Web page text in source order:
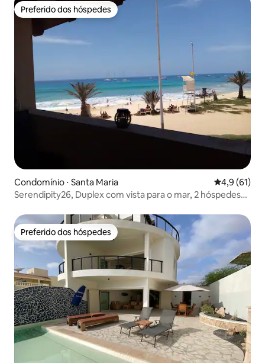
Preferido dos hóspedes
Preferido dos hóspedes
Condomínio ⋅ Santa Maria 4,9 de uma
4,9 (61)
Serendipity26, Duplex com vista para o mar, 2 hóspedes
Preferido dos hóspedes
Preferido dos hóspedes